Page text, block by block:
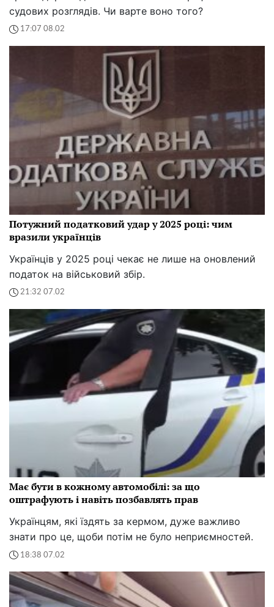
судових розглядів. Чи варте воно того?
17:07 08.02
Потужний податковий удар у 2025 році: чим
вразили українців
Українців у 2025 році чекає не лише на оновлений
податок на військовий збір.
21:32 07.02
Має бути в кожному автомобілі: за що
оштрафують і навіть позбавлять прав
Українцям, які їздять за кермом, дуже важливо
знати про це, щоби потім не було неприємностей.
18:38 07.02